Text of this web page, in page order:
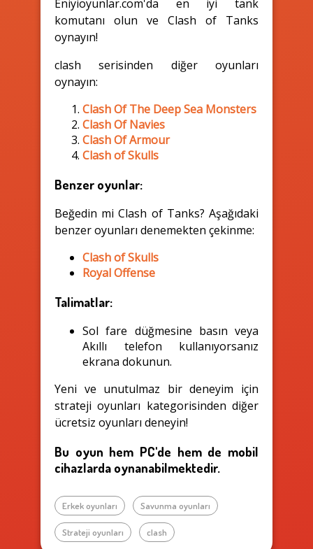
Eniyioyunlar.com'da en iyi tank
komutanı olun ve Clash of Tanks
oynayın!
clash serisinden diğer oyunları
oynayın:
Clash Of The Deep Sea Monsters
Clash Of Navies
Clash Of Armour
Clash of Skulls
Benzer oyunlar:
Beğedin mi Clash of Tanks? Aşağıdaki
benzer oyunları denemekten çekinme:
Clash of Skulls
Royal Offense
Talimatlar:
Sol fare düğmesine basın veya
Akıllı telefon kullanıyorsanız
ekrana dokunun.
Yeni ve unutulmaz bir deneyim için
strateji oyunları kategorisinden diğer
ücretsiz oyunları deneyin!
Bu oyun hem PC'de hem de mobil
cihazlarda oynanabilmektedir.
Erkek oyunları Savunma oyunları
Strateji oyunları clash